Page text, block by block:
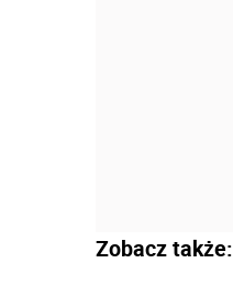
Zobacz także: